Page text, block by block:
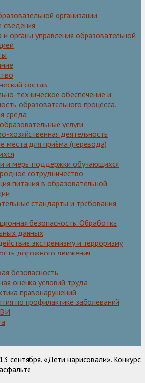
организации
сведения
и органы управления образовательной
состав
техническое обеспечение и
образовательного процесса.
среда
услуги
хозяйственная деятельность
места для приёма (перевода)
и меры поддержки обучающихся
сотрудничество
питания в образовательной
стандарты и требования
безопасность. Обработка
данных
экстремизму и терроризму
дорожного движения
безопасность
оценка условий труда
правонарушений
по профилактике заболеваний
сентября. «Дети нарисовали». Конкурс